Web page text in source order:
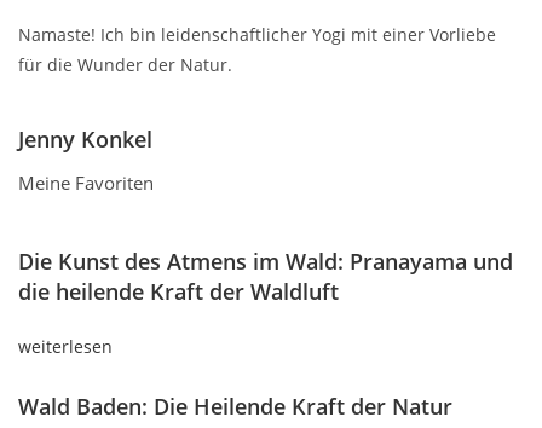
Namaste! Ich bin leidenschaftlicher Yogi mit einer Vorliebe
für die Wunder der Natur.
Jenny Konkel
Meine Favoriten
Die Kunst des Atmens im Wald: Pranayama und
die heilende Kraft der Waldluft
weiterlesen
Wald Baden: Die Heilende Kraft der Natur